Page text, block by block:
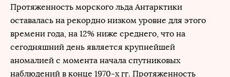
Протяженность морского льда Антарктики
оставалась на рекордно низком уровне для этого
времени года, на 12% ниже среднего, что на
сегодняшний день является крупнейшей
аномалией с момента начала спутниковых
наблюдений в конце 1970-х гг. Протяженность